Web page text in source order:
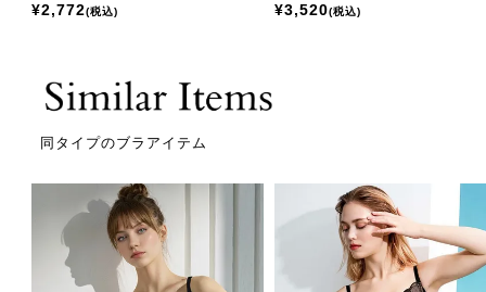
¥2,772 税込 ¥3,520 税込
同タイプのブラアイテム